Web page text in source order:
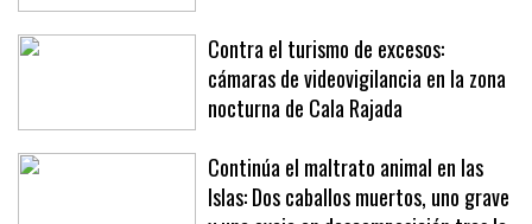
Mallorca: «Mi destino de verano
favorito en el mundo»
Contra el turismo de excesos:
cámaras de videovigilancia en la zona
nocturna de Cala Rajada
Continúa el maltrato animal en las